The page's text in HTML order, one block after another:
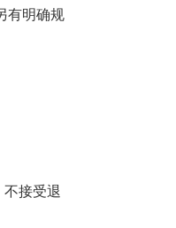
有明确规
接受退